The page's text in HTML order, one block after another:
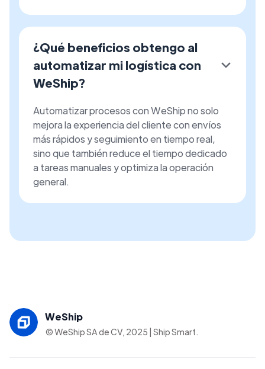
WeShip
© WeShip SA de CV, 2025 | Ship Smart.
¿Qué beneficios obtengo al
automatizar mi logística con
WeShip?
Automatizar procesos con WeShip no solo
mejora la experiencia del cliente con envíos
más rápidos y seguimiento en tiempo real,
sino que también reduce el tiempo dedicado
a tareas manuales y optimiza la operación
general.